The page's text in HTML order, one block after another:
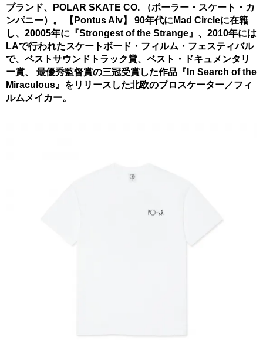
ブランド、POLAR SKATE CO. （ポーラー・スケート・カ
ンパニー）。 【Pontus Alv】 90年代にMad Circleに在籍
し、20005年に『Strongest of the Strange』、2010年には
LAで行われたスケートボード・フィルム・フェスティバル
で、ベストサウンドトラック賞、ベスト・ドキュメンタリ
ー賞、 最優秀監督賞の三冠受賞した作品『In Search of the
Miraculous』をリリースした北欧のプロスケーター／フィ
ルムメイカー。